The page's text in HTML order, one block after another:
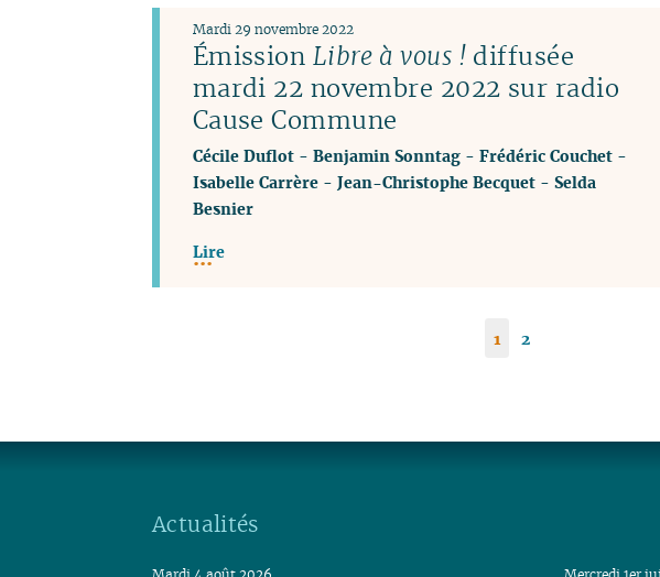
Émission Libre à vous !diffusée
mardi 22 novembre 2022 sur radio
Cause Commune
Mardi 29 novembre 2022
Cécile Duflot- Benjamin Sonntag- Frédéric Couchet-
Isabelle Carrère- Jean-Christophe Becquet- Selda
Besnier
Lire
1 2
Actualités